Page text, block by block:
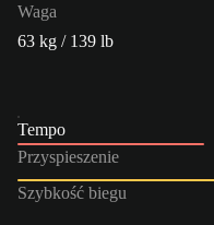
Waga
63 kg / 139 lb
Tempo
Przyspieszenie
Szybkość biegu